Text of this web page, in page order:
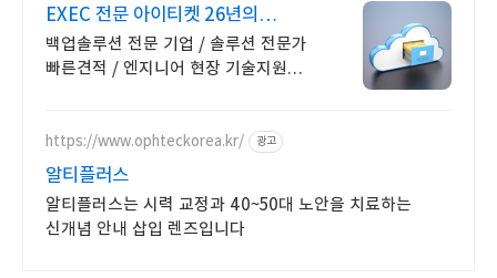
EXEC 전문 아이티켓 26년의
노하우, 빠른견적
백업솔루션 전문 기업 / 솔루션 전문가
빠른견적 / 엔지니어 현장 기술지원
준비해보세요.
https://www.ophteckorea.kr/ 광고
알티플러스
알티플러스는 시력 교정과 40~50대 노안을 치료하는
신개념 안내 삽입 렌즈입니다